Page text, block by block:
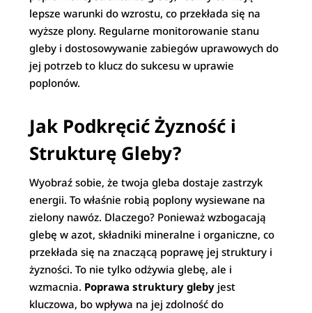
lepsze warunki do wzrostu, co przekłada się na
wyższe plony. Regularne monitorowanie stanu
gleby i dostosowywanie zabiegów uprawowych do
jej potrzeb to klucz do sukcesu w uprawie
poplonów.
Jak Podkręcić Żyzność i
Strukturę Gleby?
Wyobraź sobie, że twoja gleba dostaje zastrzyk
energii. To właśnie robią poplony wysiewane na
zielony nawóz. Dlaczego? Ponieważ wzbogacają
glebę w azot, składniki mineralne i organiczne, co
przekłada się na znaczącą poprawę jej struktury i
żyzności. To nie tylko odżywia glebę, ale i
wzmacnia. Poprawa struktury gleby jest
kluczowa, bo wpływa na jej zdolność do